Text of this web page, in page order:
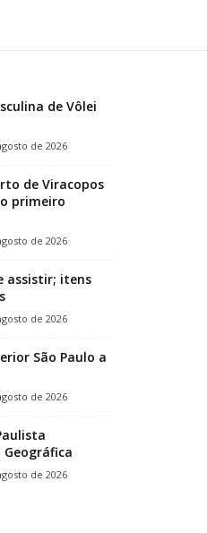
de Vôlei
de 2026
de Viracopos
primeiro
de 2026
assistir; itens
de 2026
São Paulo a
de 2026
de 2026